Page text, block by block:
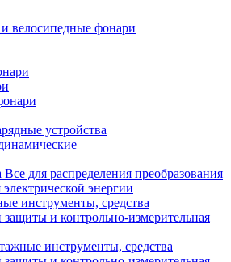
велосипедные фонари
устройства
Все для распределения преобразования
энергии
инструменты, средства
и контрольно-измерительная
инструменты, средства